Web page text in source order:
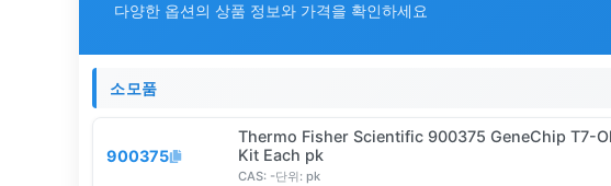
다양한 옵션의 상품 정보와 가격을 확인하세요
소모품
900375
Thermo Fisher Scientific 900375 GeneChip T7-
Kit Each pk
CAS: -단위: pk